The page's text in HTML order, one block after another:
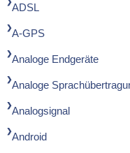
ADSL
A-GPS
Analoge Endgeräte
Analoge
Analogsignal
Android